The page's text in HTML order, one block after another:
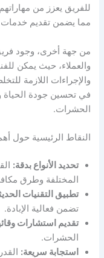
للفريق يعزز من
مما يضمن تقديم خدمات
من جهة أخرى، وجود
والعملاء، حيث يمكن
والإجراءات اللازمة
في تحسين جودة الحياة
الحشرات.
النقاط الرئيسية حول
تحديد الأنواع بدقة:
المختلفة وطرق
تطبيق التقنيات
تضمن فعالية الإبادة.
تقديم استشارات
الحشرات.
استجابة سريعة: